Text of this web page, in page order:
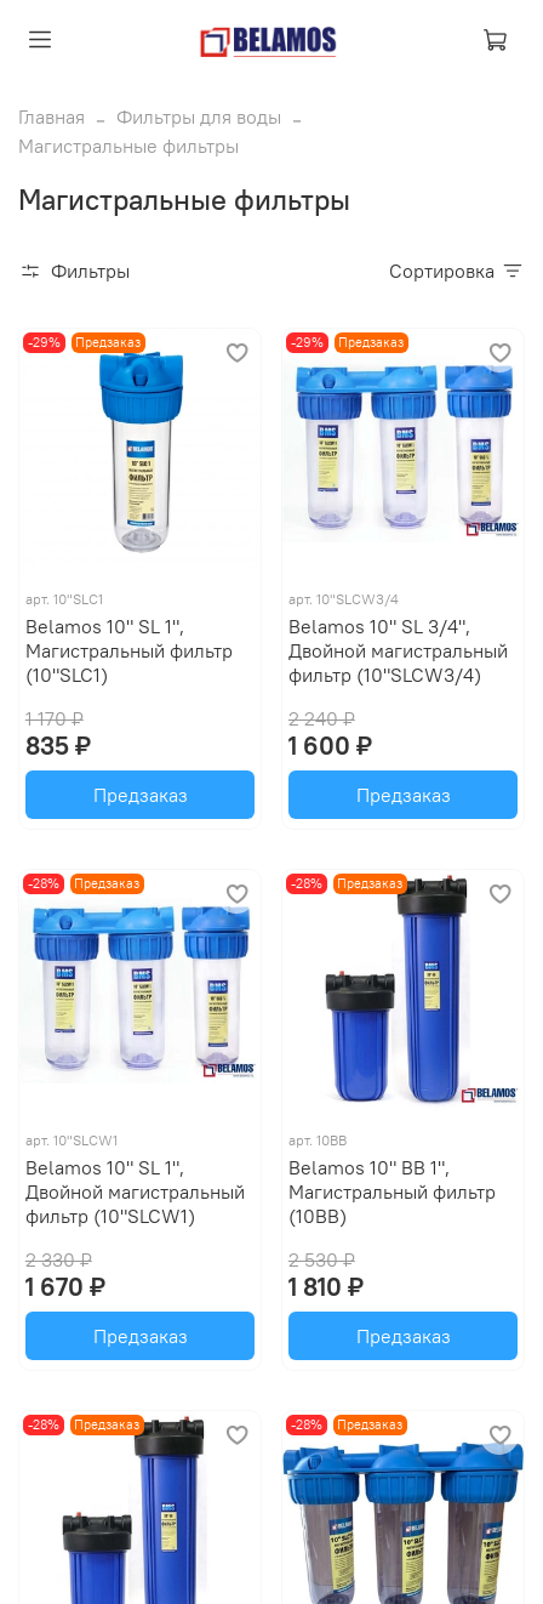
Главная
Фильтры для воды
Магистральные фильтры
Магистральные фильтры
Фильтры Сортировка
-29% Предзаказ
арт. 10"SLC1
Belamos 10" SL 1",
Магистральный фильтр
(10"SLC1)
1 170 ₽
835 ₽
Предзаказ
-29% Предзаказ
арт. 10"SLCW3/4
Belamos 10" SL 3/4",
Двойной магистральный
фильтр (10"SLCW3/4)
2 240 ₽
1 600 ₽
Предзаказ
-28% Предзаказ
арт. 10"SLCW1
Belamos 10" SL 1",
Двойной магистральный
фильтр (10"SLCW1)
2 330 ₽
1 670 ₽
Предзаказ
-28% Предзаказ
арт. 10BB
Belamos 10" BB 1",
Магистральный фильтр
(10BB)
2 530 ₽
1 810 ₽
Предзаказ
-28% Предзаказ -28% Предзаказ